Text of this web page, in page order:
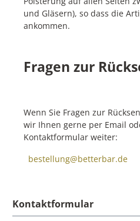
und Gläsern), so dass die
ankommen.
Fragen zur
Wenn Sie Fragen zur
wir Ihnen gerne per Email
Kontaktformular weiter:
bestellung@betterbar.de
Kontaktformular